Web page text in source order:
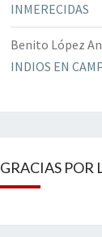
INMERECIDAS
Benito López
INDIOS EN
GRACIAS POR